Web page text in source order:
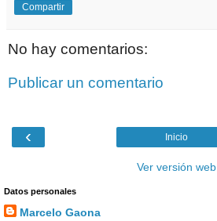
Compartir
No hay comentarios:
Publicar un comentario
‹ Inicio
Ver versión web
Datos personales
Marcelo Gaona